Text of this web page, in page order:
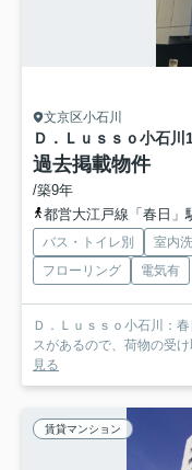
文京区小石川
Ｄ．Ｌｕｓｓｏ小石川
過去掲載物件
/築9年
都営大江戸線「春日」
バス・トイレ別 室内
フローリング
電気有
Ｄ．Ｌｕｓｓｏ小石川：
スがあるので、荷物の受
見る
賃貸マンション